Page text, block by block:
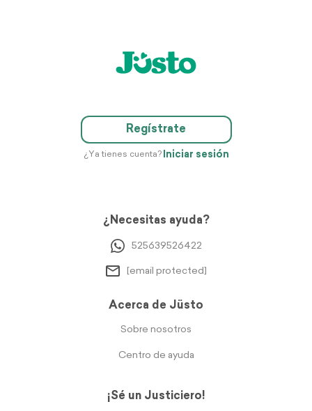
Regístrate
¿Ya tienes cuenta? Iniciar sesión
¿Necesitas ayuda?
525639526422
[email protected]
Acerca de Jüsto
Sobre nosotros
Centro de ayuda
¡Sé un Justiciero!